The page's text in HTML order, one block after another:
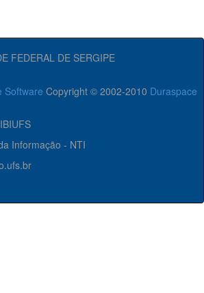
FEDERAL DE SERGIPE
Software Copyright © 2002-2010 Duraspace
Informação - NTI